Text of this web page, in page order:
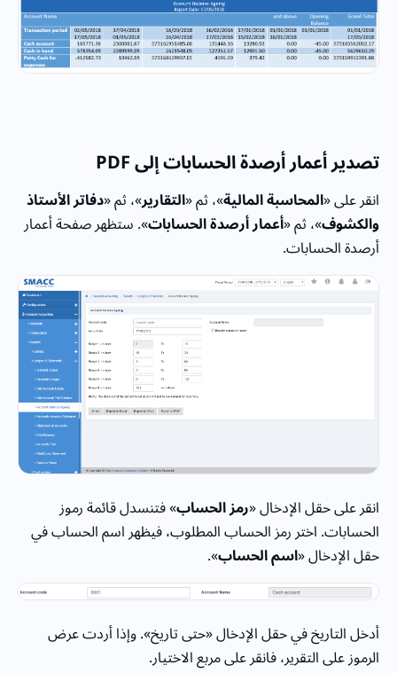
تصدير أعمار أرصدة الحساباتإلىPDF
انقر على «المحاسبة المالية»، ثم «التقارير»، ثم «دفاتر الأستاذ
والكشوف»، ثم «أعمار أرصدة الحسابات». ستظهر صفحة أعمار
أرصدة الحسابات.
انقر على حقل الإدخال «رمز الحساب» فتنسدل قائمة رموز
الحسابات. اختر رمز الحساب المطلوب، فيظهر اسم الحساب في
حقل الإدخال «اسم الحساب».
أدخل التاريخ في حقل الإدخال «حتى تاريخ». وإذا أردت عرض
الرموز على التقرير، فانقر على مربع الاختيار.